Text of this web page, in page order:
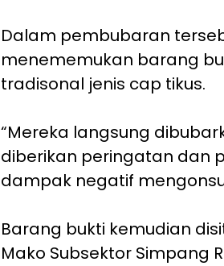
Dalam pembubaran
menememukan barang
tradisonal jenis cap tikus.
“Mereka langsung
diberikan peringatan dan
dampak negatif
Barang bukti kemudian
Mako Subsektor Simpang